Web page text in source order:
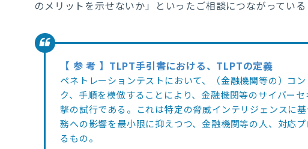
のメリットを示せないか」といったご相談につながっている
【 参 考 】TLPT手引書における、TLPTの定義
ペネトレーションテストにおいて、（金融機関等の）コ
ク、手順を模倣することにより、金融機関等のサイバー
撃の試行である。これは特定の脅威インテリジェンスに
務への影響を最小限に抑えつつ、金融機関等の人、対応
るもの。